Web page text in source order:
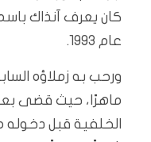
كان يعرف آنذاك
عام 1993.
ورحب به زملاؤه
ماهرًا، حيث قضى
الخلفية قبل دخوله